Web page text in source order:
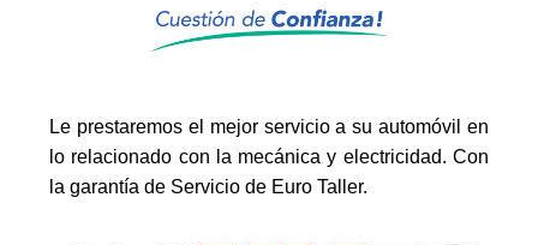
Le prestaremos el mejor servicio a su automóvil en
lo relacionado con la mecánica y electricidad. Con
la garantía de Servicio de Euro Taller.